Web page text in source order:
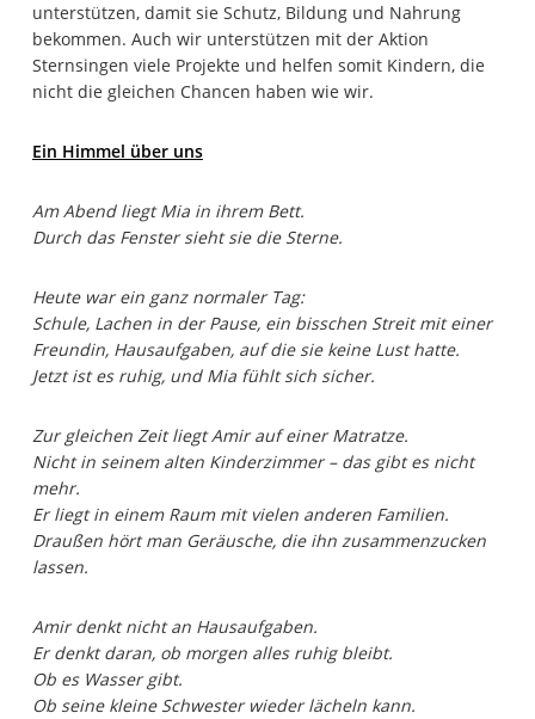
unterstützen, damit sie Schutz, Bildung und Nahrung
bekommen. Auch wir unterstützen mit der Aktion
Sternsingen viele Projekte und helfen somit Kindern, die
nicht die gleichen Chancen haben wie wir.
Ein Himmel über uns
Am Abend liegt Mia in ihrem Bett.
Durch das Fenster sieht sie die Sterne.
Heute war ein ganz normaler Tag:
Schule, Lachen in der Pause, ein bisschen Streit mit einer
Freundin, Hausaufgaben, auf die sie keine Lust hatte.
Jetzt ist es ruhig, und Mia fühlt sich sicher.
Zur gleichen Zeit liegt Amir auf einer Matratze.
Nicht in seinem alten Kinderzimmer – das gibt es nicht
mehr.
Er liegt in einem Raum mit vielen anderen Familien.
Draußen hört man Geräusche, die ihn zusammenzucken
lassen.
Amir denkt nicht an Hausaufgaben.
Er denkt daran, ob morgen alles ruhig bleibt.
Ob es Wasser gibt.
Ob seine kleine Schwester wieder lächeln kann.